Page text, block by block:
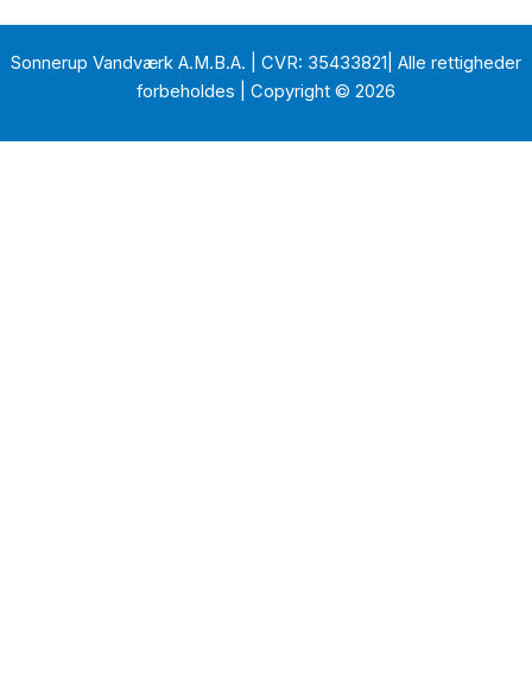
Sonnerup Vandværk A.M.B.A. | CVR: 35433821| Alle rettigheder
forbeholdes | Copyright © 2026